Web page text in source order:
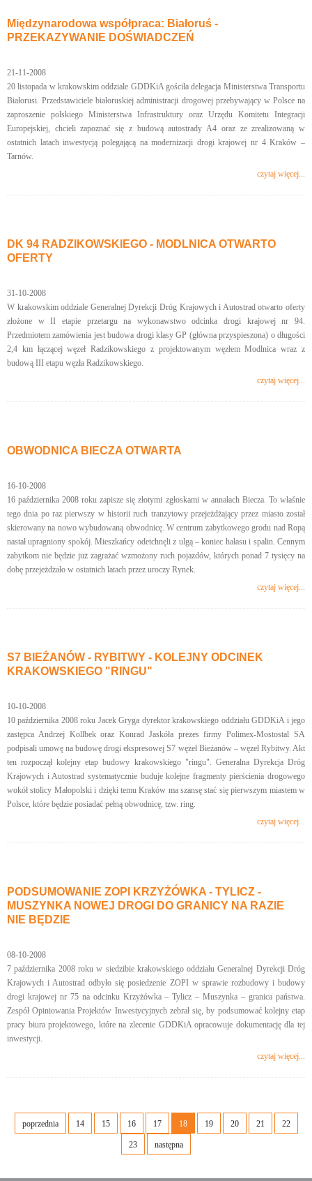
Międzynarodowa współpraca: Białoruś -
PRZEKAZYWANIE DOŚWIADCZEŃ
21-11-2008
20 listopada w krakowskim oddziale GDDKiA gościła delegacja Ministerstwa Transportu
Białorusi. Przedstawiciele białoruskiej administracji drogowej przebywający w Polsce na
zaproszenie polskiego Ministerstwa Infrastruktury oraz Urzędu Komitetu Integracji
Europejskiej, chcieli zapoznać się z budową autostrady A4 oraz ze zrealizowaną w
ostatnich latach inwestycją polegającą na modernizacji drogi krajowej nr 4 Kraków –
Tarnów.
czytaj więcej...
DK 94 RADZIKOWSKIEGO - MODLNICA OTWARTO
OFERTY
31-10-2008
W krakowskim oddziale Generalnej Dyrekcji Dróg Krajowych i Autostrad otwarto oferty
złożone w II etapie przetargu na wykonawstwo odcinka drogi krajowej nr 94.
Przedmiotem zamówienia jest budowa drogi klasy GP (główna przyspieszona) o długości
2,4 km łączącej węzeł Radzikowskiego z projektowanym węzłem Modlnica wraz z
budową III etapu węzła Radzikowskiego.
czytaj więcej...
OBWODNICA BIECZA OTWARTA
16-10-2008
16 października 2008 roku zapisze się złotymi zgłoskami w annałach Biecza. To właśnie
tego dnia po raz pierwszy w historii ruch tranzytowy przejeżdżający przez miasto został
skierowany na nowo wybudowaną obwodnicę. W centrum zabytkowego grodu nad Ropą
nastał upragniony spokój. Mieszkańcy odetchnęli z ulgą – koniec hałasu i spalin. Cennym
zabytkom nie będzie już zagrażać wzmożony ruch pojazdów, których ponad 7 tysięcy na
dobę przejeżdżało w ostatnich latach przez uroczy Rynek.
czytaj więcej...
S7 BIEŻANÓW - RYBITWY - KOLEJNY ODCINEK
KRAKOWSKIEGO "RINGU"
10-10-2008
10 października 2008 roku Jacek Gryga dyrektor krakowskiego oddziału GDDKiA i jego
zastępca Andrzej Kollbek oraz Konrad Jaskóła prezes firmy Polimex-Mostostal SA
podpisali umowę na budowę drogi ekspresowej S7 węzeł Bieżanów – węzeł Rybitwy. Akt
ten rozpoczął kolejny etap budowy krakowskiego "ringu". Generalna Dyrekcja Dróg
Krajowych i Autostrad systematycznie buduje kolejne fragmenty pierścienia drogowego
wokół stolicy Małopolski i dzięki temu Kraków ma szansę stać się pierwszym miastem w
Polsce, które będzie posiadać pełną obwodnicę, tzw. ring.
czytaj więcej...
PODSUMOWANIE ZOPI KRZYŻÓWKA - TYLICZ -
MUSZYNKA NOWEJ DROGI DO GRANICY NA RAZIE
NIE BĘDZIE
08-10-2008
7 października 2008 roku w siedzibie krakowskiego oddziału Generalnej Dyrekcji Dróg
Krajowych i Autostrad odbyło się posiedzenie ZOPI w sprawie rozbudowy i budowy
drogi krajowej nr 75 na odcinku Krzyżówka – Tylicz – Muszynka – granica państwa.
Zespół Opiniowania Projektów Inwestycyjnych zebrał się, by podsumować kolejny etap
pracy biura projektowego, które na zlecenie GDDKiA opracowuje dokumentację dla tej
inwestycji.
czytaj więcej...
poprzednia 14 15 16 17 18 19 20 21 22
23 następna